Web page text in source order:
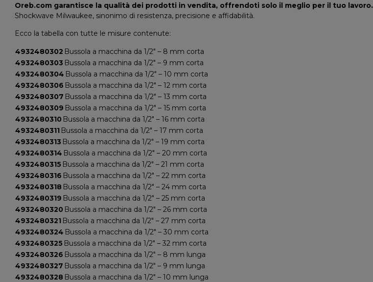
Oreb.com garantisce la qualità dei prodotti in vendita, offrendoti solo il meglio per il tuo lavoro.
Shockwave Milwaukee, sinonimo di resistenza, precisione e affidabilità.
Ecco la tabella con tutte le misure contenute:
4932480302 Bussola a macchina da 1/2" – 8 mm corta
4932480303 Bussola a macchina da 1/2" – 9 mm corta
4932480304 Bussola a macchina da 1/2" – 10 mm corta
4932480306 Bussola a macchina da 1/2" – 12 mm corta
4932480307 Bussola a macchina da 1/2" – 13 mm corta
4932480309 Bussola a macchina da 1/2" – 15 mm corta
4932480310 Bussola a macchina da 1/2" – 16 mm corta
4932480311 Bussola a macchina da 1/2" – 17 mm corta
4932480313 Bussola a macchina da 1/2" – 19 mm corta
4932480314 Bussola a macchina da 1/2" – 20 mm corta
4932480315 Bussola a macchina da 1/2" – 21 mm corta
4932480316 Bussola a macchina da 1/2" – 22 mm corta
4932480318 Bussola a macchina da 1/2" – 24 mm corta
4932480319 Bussola a macchina da 1/2" – 25 mm corta
4932480320 Bussola a macchina da 1/2" – 26 mm corta
4932480321 Bussola a macchina da 1/2" – 27 mm corta
4932480324 Bussola a macchina da 1/2" – 30 mm corta
4932480325 Bussola a macchina da 1/2" – 32 mm corta
4932480326 Bussola a macchina da 1/2" – 8 mm lunga
4932480327 Bussola a macchina da 1/2" – 9 mm lunga
4932480328 Bussola a macchina da 1/2" – 10 mm lunga